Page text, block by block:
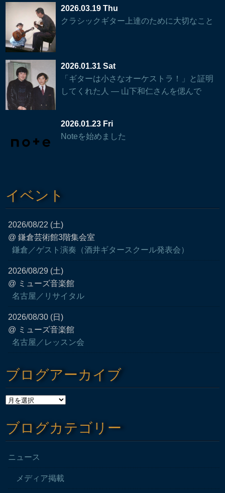
2026.03.19 Thu
クラシックギター上達のために大切なこと
2026.01.31 Sat
「ギターは小さなオーケストラ！」と証明
してくれた人 — 山下和仁さんを偲んで
2026.01.23 Fri
Noteを始めました
イベント
2026/08/22 (土)
@ 鎌倉芸術館3階集会室
鎌倉／ゲスト演奏（酒井ギタースクール発表会）
2026/08/29 (土)
@ ミューズ音楽館
名古屋／リサイタル
2026/08/30 (日)
@ ミューズ音楽館
名古屋／レッスン会
ブログアーカイブ
ブログカテゴリー
ニュース
メディア掲載